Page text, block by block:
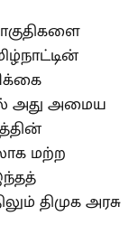
அது அமைய
மற்ற
திமுக அரசு